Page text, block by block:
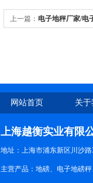
上一篇： 电子地秤厂家/电
网站首页 关
上海越衡实业有限
地址：上海市浦东新区川沙路
主营产品：地磅、电子地磅